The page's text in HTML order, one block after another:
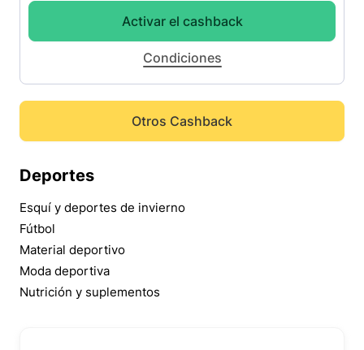
Activar el cashback
Condiciones
Otros Cashback
Deportes
Esquí y deportes de invierno
Fútbol
Material deportivo
Moda deportiva
Nutrición y suplementos